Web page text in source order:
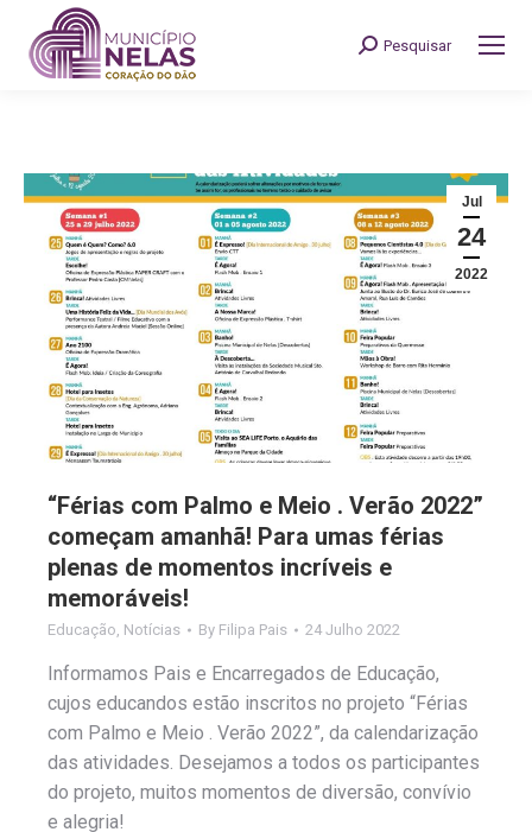
Search:
Pesquisar
Jul
24
2022
“Férias com Palmo e Meio . Verão 2022”
começam amanhã! Para umas férias
plenas de momentos incríveis e
memoráveis!
Educação, Notícias By Filipa Pais 24 Julho 2022
Informamos Pais e Encarregados de Educação,
cujos educandos estão inscritos no projeto “Férias
com Palmo e Meio . Verão 2022”, da calendarização
das atividades. Desejamos a todos os participantes
do projeto, muitos momentos de diversão, convívio
e alegria!